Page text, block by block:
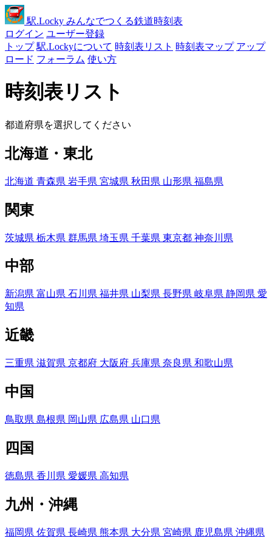
駅.Locky みんなでつくる鉄道時刻表
ログイン ユーザー登録
トップ 駅.Lockyについて 時刻表リスト 時刻表マップ アップ
ロード フォーラム 使い方
時刻表リスト
都道府県を選択してください
北海道・東北
北海道 青森県 岩手県 宮城県 秋田県 山形県 福島県
関東
茨城県 栃木県 群馬県 埼玉県 千葉県 東京都 神奈川県
中部
新潟県 富山県 石川県 福井県 山梨県 長野県 岐阜県 静岡県 愛
知県
近畿
三重県 滋賀県 京都府 大阪府 兵庫県 奈良県 和歌山県
中国
鳥取県 島根県 岡山県 広島県 山口県
四国
徳島県 香川県 愛媛県 高知県
九州・沖縄
福岡県 佐賀県 長崎県 熊本県 大分県 宮崎県 鹿児島県 沖縄県